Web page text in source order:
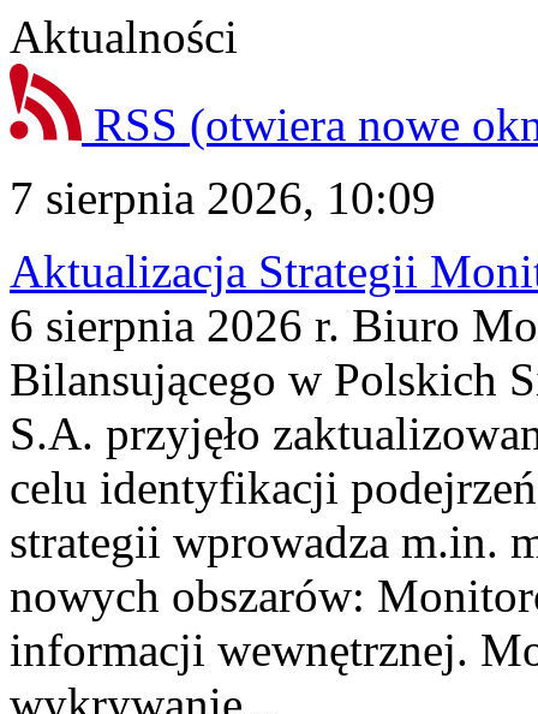
Aktualności
RSS (otwiera nowe
7 sierpnia 2026, 10:09
Aktualizacja Strategii
6 sierpnia 2026 r. Biuro
Bilansującego w Polskich
S.A. przyjęło
celu identyfikacji
strategii wprowadza m.in.
nowych obszarów:
informacji wewnętrznej.